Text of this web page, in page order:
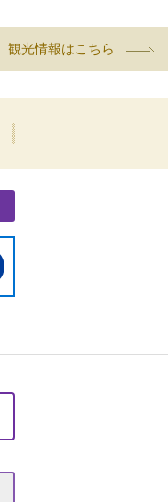
観光情報はこちら